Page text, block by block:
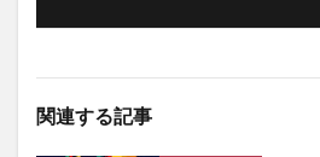
関連する記事